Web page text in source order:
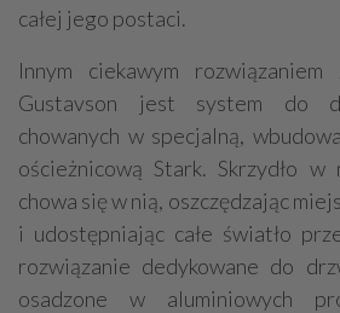
całej jego postaci.
Innym ciekawym
Gustavson jest system do
chowanych w specjalną,
ościeżnicową Stark. Skrzydło w
chowa się w nią, oszczędzając
i udostępniając całe światło
rozwiązanie dedykowane do
osadzone w aluminiowych